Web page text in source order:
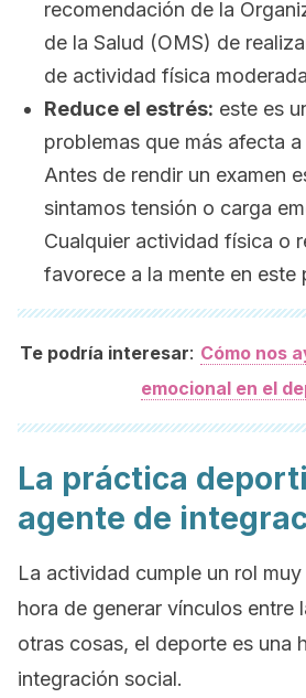
recomendación de la
de la Salud (OMS) de
de actividad física
Reduce el estrés: este es
problemas que más afecta
Antes de rendir un examen
sintamos tensión o carga
Cualquier actividad física o
favorece a la mente en este
Te podría interesar: Cómo nos
emocional en el
La práctica
agente de
La actividad cumple un rol
hora de generar vínculos entre
otras cosas, el deporte es una
integración social.